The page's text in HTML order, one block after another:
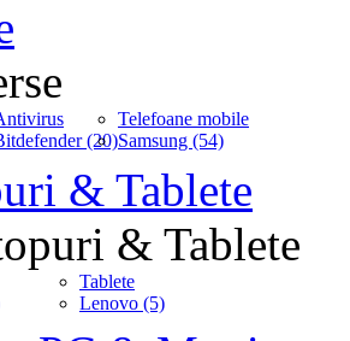
(20)
Telefoane mobile
Samsung (54)
& Tablete
& Tablete
Tablete
Lenovo (5)